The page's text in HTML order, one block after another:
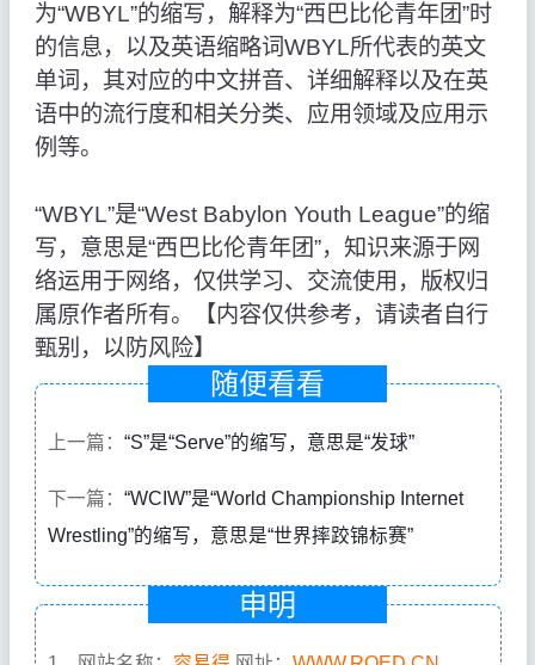
为“WBYL”的缩写，解释为“西巴比伦青年团”时
的信息，以及英语缩略词WBYL所代表的英文
单词，其对应的中文拼音、详细解释以及在英
语中的流行度和相关分类、应用领域及应用示
例等。
“WBYL”是“West Babylon Youth League”的缩
写，意思是“西巴比伦青年团”，知识来源于网
络运用于网络，仅供学习、交流使用，版权归
属原作者所有。【内容仅供参考，请读者自行
甄别，以防风险】
随便看看
上一篇： “S”是“Serve”的缩写，意思是“发球”
下一篇： “WCIW”是“World Championship Internet
Wrestling”的缩写，意思是“世界摔跤锦标赛”
申明